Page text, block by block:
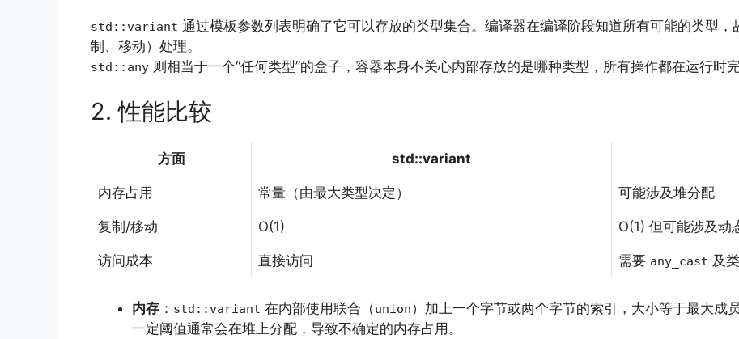
std::variant 通过模板参数列表明确了它可以存放的类型集合。编译器在编译阶段知道所有可能的类型
制、移动）处理。
std::any 则相当于一个“任何类型”的盒子，容器本身不关心内部存放的是哪种类型，所有操作都在运行时完
2. 性能比较
方面 std::variant
内存占用 常量（由最大类型决定） 可能涉及堆分配
复制/移动 O(1) O(1) 但可能涉及动
访问成本 直接访问 需要 any_cast 及
内存 ： std::variant 在内部使用联合（union）加上一个字节或两个字节的索引，大小等于最大成
一定阈值通常会在堆上分配，导致不确定的内存占用。